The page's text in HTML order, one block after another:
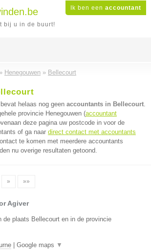
Ik ben een accountant
bij u in de buurt!
» Henegouwen » Bellecourt
helaas nog geen accountants in Bellecourt.
provincie Henegouwen (accountant
deze pagina uw postcode in voor de
of ga naar direct contact met accountants
te komen met meerdere accountants
nu overige resultaten getoond.
» »»
Agiver
de plaats Bellecourt en in de provincie
Google maps ▼